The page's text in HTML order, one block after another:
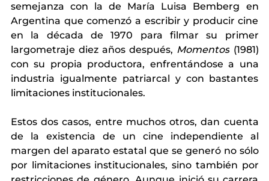
semejanza con la de María Luisa Bemberg en
Argentina que comenzó a escribir y producir cine
en la década de 1970 para filmar su primer
largometraje diez años después, Momentos (1981)
con su propia productora, enfrentándose a una
industria igualmente patriarcal y con bastantes
limitaciones institucionales.
Estos dos casos, entre muchos otros, dan cuenta
de la existencia de un cine independiente al
margen del aparato estatal que se generó no sólo
por limitaciones institucionales, sino también por